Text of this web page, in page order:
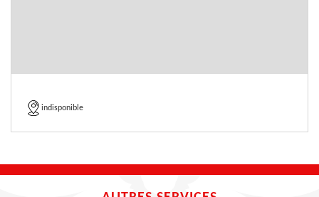
indisponible